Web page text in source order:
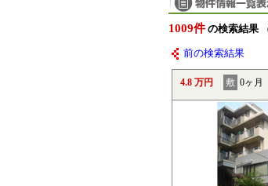
1009件 の検索結果
前の検索結果
4.8 万円 敷 0ヶ月